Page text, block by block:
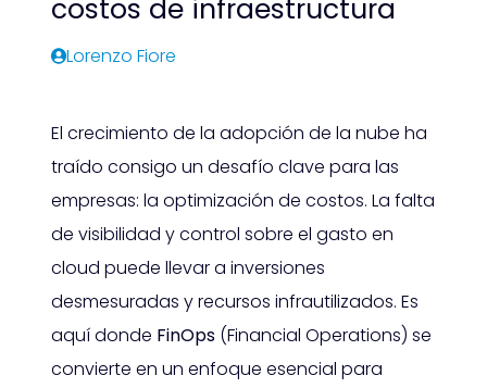
Estrategias de recuperación ante desastres
Cumplimiento Gestionado
Desarrollo Nativo en la Nube
Modernización de aplicaciones
Replataforma – Refactorización
Moodle como servicio
Soluciones para Centros de Contacto
Amazon Connect
Soluciones EUC
Amazon Workspace
Amazon Appstream 2.0
Análisis de Datos y Gen IA
Análisis de datos
Machine Learning
Tecnología
Datasheets
costos de infraestructura
Lorenzo Fiore
El crecimiento de la adopción de la nube ha
traído consigo un desafío clave para las
empresas: la optimización de costos. La falta
de visibilidad y control sobre el gasto en
cloud puede llevar a inversiones
desmesuradas y recursos infrautilizados. Es
aquí donde FinOps (Financial Operations) se
convierte en un enfoque esencial para